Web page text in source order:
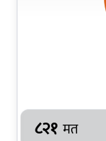
८२१ मत